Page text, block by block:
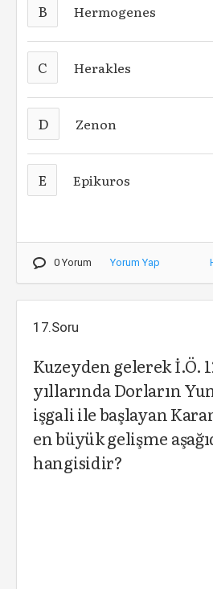
B Hermogenes
C Herakles
D Zenon
E Epikuros
0 Yorum Yorum Yap
17.Soru
Kuzeyden gelerek İ.Ö.
yıllarında Dorların
işgali ile başlayan
en büyük gelişme
hangisidir?